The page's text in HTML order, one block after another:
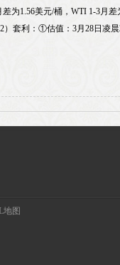
为1.56美元/桶，WTI 1-3月
套利：①估值：3月28日凌晨
地图